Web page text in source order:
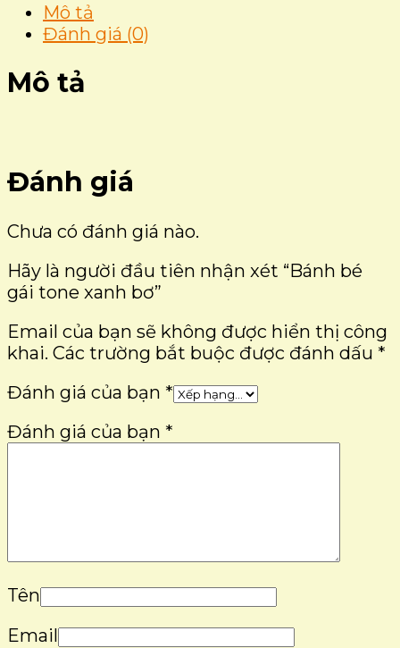
Mô tả
Đánh giá (0)
Mô tả
Đánh giá
Chưa có đánh giá nào.
Hãy là người đầu tiên nhận xét “Bánh bé
gái tone xanh bơ”
Email của bạn sẽ không được hiển thị công
khai. Các trường bắt buộc được đánh dấu *
Đánh giá của bạn *
Đánh giá của bạn *
Tên
Email